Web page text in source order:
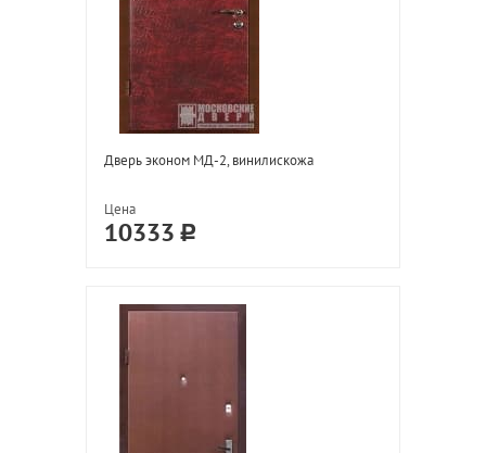
Дверь эконом МД-2, винилискожа
Цена
10333